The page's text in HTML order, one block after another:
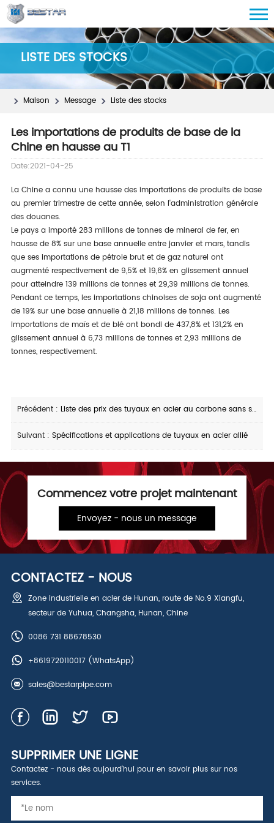
LISTE DES STOCKS
Maison Message Liste des stocks
Les importations de produits de base de la
Chine en hausse au T1
Date:2021-04-25
La Chine a connu une hausse des importations de produits de base
au premier trimestre de cette année, selon l'administration générale
des douanes.
Le pays a importé 283 millions de tonnes de minerai de fer, en
hausse de 8% sur une base annuelle entre janvier et mars, tandis
que ses importations de pétrole brut et de gaz naturel ont
augmenté respectivement de 9,5% et 19,6% en glissement annuel
pour atteindre 139 millions de tonnes et 29,39 millions de tonnes.
Pendant ce temps, les importations chinoises de soja ont augmenté
de 19% sur une base annuelle à 21,18 millions de tonnes. Les
importations de maïs et de blé ont bondi de 437,8% et 131,2% en
glissement annuel à 6,73 millions de tonnes et 2,93 millions de
tonnes, respectivement.
Précédent : Liste des prix des tuyaux en acier au carbone sans soudure 13/04/2021
Suivant : Spécifications et applications de tuyaux en acier allié
Commencez votre projet maintenant
Envoyez - nous un message
CONTACTEZ - NOUS
Zone industrielle en acier de Hunan, route de No.9 Xiangfu,
secteur de Yuhua, Changsha, Hunan, Chine
0086 731 88678530
+8619720110017(WhatsApp)
sales@bestarpipe.com
SUPPRIMER UNE LIGNE
Contactez - nous dès aujourd'hui pour en savoir plus sur nos
services.